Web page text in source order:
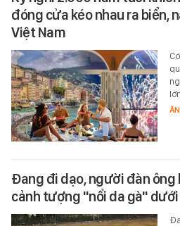
đóng cửa kéo nhau ra biển,
Việt Nam
Đang đi dạo, người đàn ông
cảnh tượng "nổi da gà"